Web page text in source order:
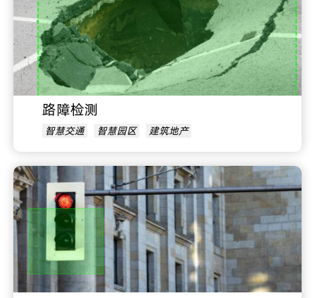
路障检测
智慧交通 智慧园区 建筑地产